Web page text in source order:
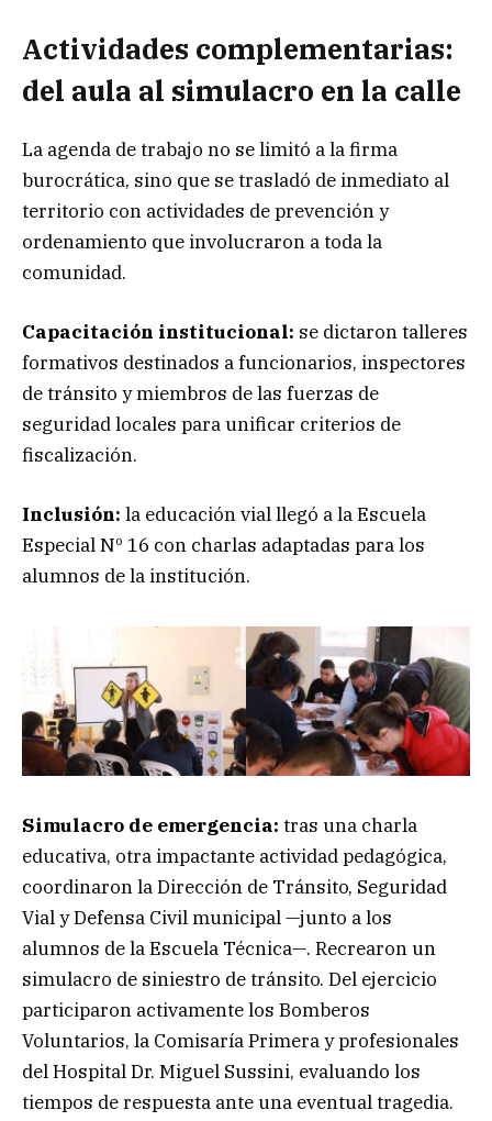
Actividades complementarias:
del aula al simulacro en la calle
La agenda de trabajo no se limitó a la firma
burocrática, sino que se trasladó de inmediato al
territorio con actividades de prevención y
ordenamiento que involucraron a toda la
comunidad.
Capacitación institucional: se dictaron talleres
formativos destinados a funcionarios, inspectores
de tránsito y miembros de las fuerzas de
seguridad locales para unificar criterios de
fiscalización.
Inclusión: la educación vial llegó a la Escuela
Especial Nº 16 con charlas adaptadas para los
alumnos de la institución.
Simulacro de emergencia: tras una charla
educativa, otra impactante actividad pedagógica,
coordinaron la Dirección de Tránsito, Seguridad
Vial y Defensa Civil municipal —junto a los
alumnos de la Escuela Técnica—. Recrearon un
simulacro de siniestro de tránsito. Del ejercicio
participaron activamente los Bomberos
Voluntarios, la Comisaría Primera y profesionales
del Hospital Dr. Miguel Sussini, evaluando los
tiempos de respuesta ante una eventual tragedia.